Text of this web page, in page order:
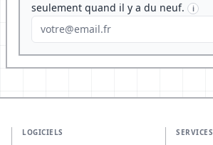
seulement quand il y a du neuf.
i
LOGICIELS SERVICES